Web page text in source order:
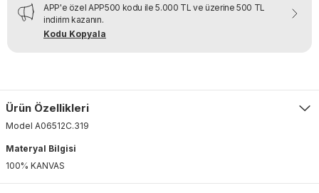
APP'e özel APP500 kodu ile 5.000 TL ve üzerine 500 TL
indirim kazanın.
Kodu Kopyala
Ürün Özellikleri
Model A06512C.319
Materyal Bilgisi
100% KANVAS